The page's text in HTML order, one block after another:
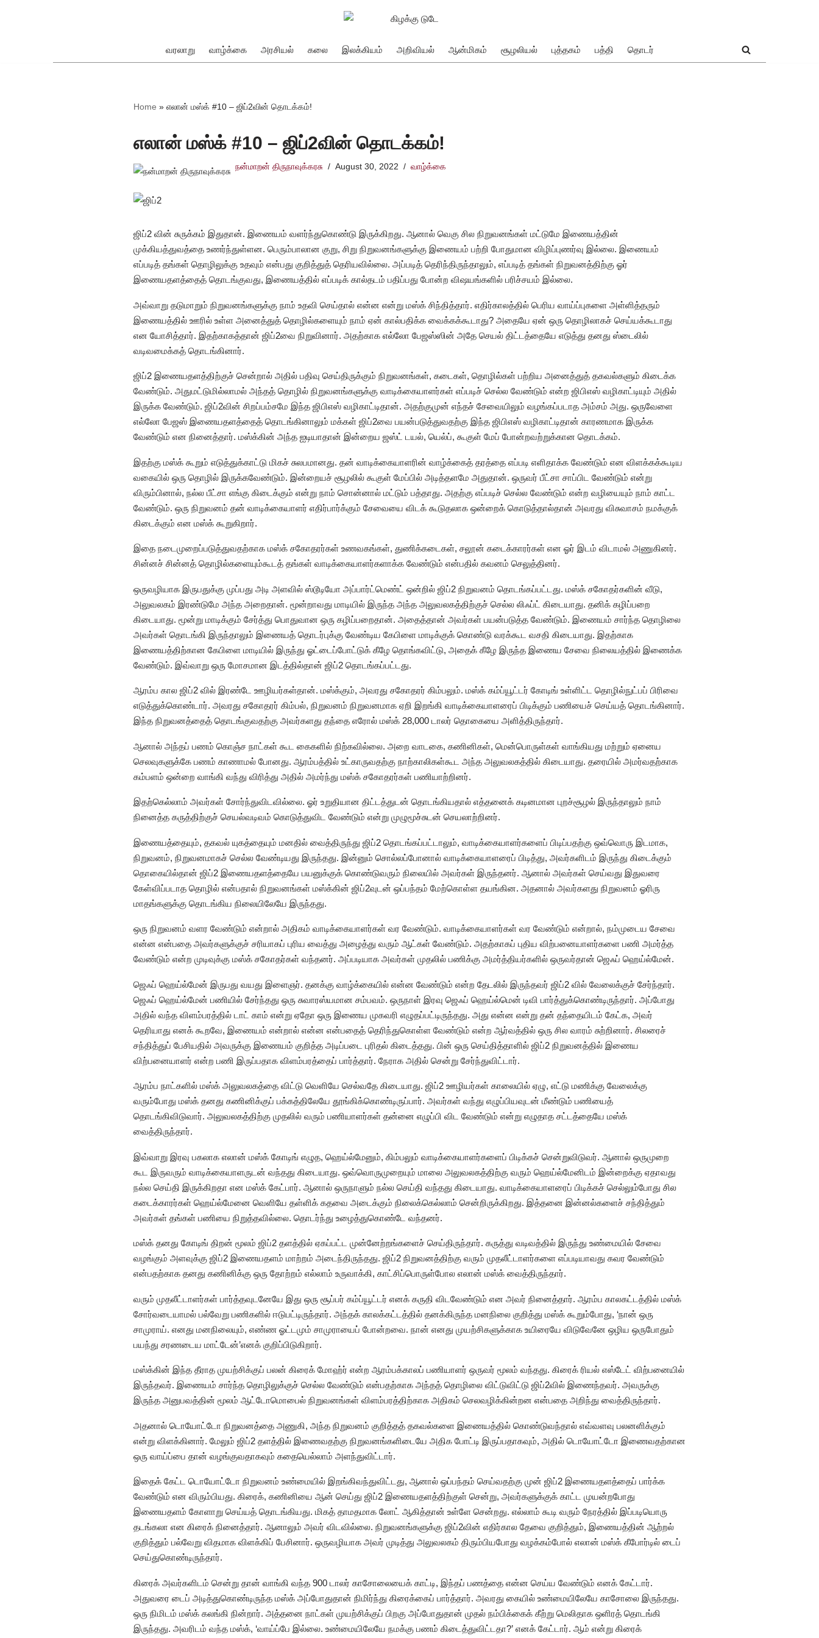
வரலாறு வாழ்க்கை அரசியல் கலை இலக்கியம் அறிவியல் ஆன்மிகம் சூழலியல் புத்தகம் பத்தி தொடர்
Home » எலான் மஸ்க் #10 – ஜிப்2வின் தொடக்கம்!
எலான் மஸ்க் #10 – ஜிப்2வின் தொடக்கம்!
நன்மாறன் திருநாவுக்கரசு August 30, 2022 வாழ்க்கை
ஜிப்2 வின் சுருக்கம் இதுதான். இணையம் வளர்ந்துகொண்டு இருக்கிறது. ஆனால் வெகு சில நிறுவனங்கள் மட்டுமே இணையத்தின்
முக்கியத்துவத்தை உணர்ந்துள்ளன. பெரும்பாலான குறு, சிறு நிறுவனங்களுக்கு இணையம் பற்றி போதுமான விழிப்புணர்வு இல்லை. இணையம்
எப்படித் தங்கள் தொழிலுக்கு உதவும் என்பது குறித்துத் தெரியவில்லை. அப்படித் தெரிந்திருந்தாலும், எப்படித் தங்கள் நிறுவனத்திற்கு ஓர்
இணையதளத்தைத் தொடங்குவது, இணையத்தில் எப்படிக் கால்தடம் பதிப்பது போன்ற விஷயங்களில் பரிச்சயம் இல்லை.
அவ்வாறு தடுமாறும் நிறுவனங்களுக்கு நாம் உதவி செய்தால் என்ன என்று மஸ்க் சிந்தித்தார். எதிர்காலத்தில் பெரிய வாய்ப்புகளை அள்ளித்தரும்
இணையத்தில் ஊரில் உள்ள அனைத்துத் தொழில்களையும் நாம் ஏன் கால்பதிக்க வைக்கக்கூடாது? அதையே ஏன் ஒரு தொழிலாகச் செய்யக்கூடாது
என யோசித்தார். இதற்காகத்தான் ஜிப்2வை நிறுவினார். அதற்காக எல்லோ பேஜஸ்ஸின் அதே செயல் திட்டத்தையே எடுத்து தனது ஸ்டைலில்
வடிவமைக்கத் தொடங்கினார்.
ஜிப்2 இணையதளத்திற்குச் சென்றால் அதில் பதிவு செய்திருக்கும் நிறுவனங்கள், கடைகள், தொழில்கள் பற்றிய அனைத்துத் தகவல்களும் கிடைக்க
வேண்டும். அதுமட்டுமில்லாமல் அந்தத் தொழில் நிறுவனங்களுக்கு வாடிக்கையாளர்கள் எப்படிச் செல்ல வேண்டும் என்ற ஜிபிஎஸ் வழிகாட்டியும் அதில்
இருக்க வேண்டும். ஜிப்2வின் சிறப்பம்சமே இந்த ஜிபிஎஸ் வழிகாட்டிதான். அதற்குமுன் எந்தச் சேவையிலும் வழங்கப்படாத அம்சம் அது. ஒருவேளை
எல்லோ பேஜஸ் இணையதளத்தைத் தொடங்கினாலும் மக்கள் ஜிப்2வை பயன்படுத்துவதற்கு இந்த ஜிபிஎஸ் வழிகாட்டிதான் காரணமாக இருக்க
வேண்டும் என நினைத்தார். மஸ்க்கின் அந்த ஐடியாதான் இன்றைய ஜஸ்ட் டயல், யெல்ப், கூகுள் மேப் போன்றவற்றுக்கான தொடக்கம்.
இதற்கு மஸ்க் கூறும் எடுத்துக்காட்டு மிகச் சுலபமானது. தன் வாடிக்கையாளரின் வாழ்க்கைத் தரத்தை எப்படி எளிதாக்க வேண்டும் என விளக்கக்கூடிய
வகையில் ஒரு தொழில் இருக்கவேண்டும். இன்றையச் சூழலில் கூகுள் மேப்பில் அடித்தளமே அதுதான். ஒருவர் பீட்சா சாப்பிட வேண்டும் என்று
விரும்பினால், நல்ல பீட்சா எங்கு கிடைக்கும் என்று நாம் சொன்னால் மட்டும் பத்தாது. அதற்கு எப்படிச் செல்ல வேண்டும் என்ற வழியையும் நாம் காட்ட
வேண்டும். ஒரு நிறுவனம் தன் வாடிக்கையாளர் எதிர்பார்க்கும் சேவையை விடக் கூடுதலாக ஒன்றைக் கொடுத்தால்தான் அவரது விசுவாசம் நமக்குக்
கிடைக்கும் என மஸ்க் கூறுகிறார்.
இதை நடைமுறைப்படுத்துவதற்காக மஸ்க் சகோதரர்கள் உணவகங்கள், துணிக்கடைகள், சலூன் கடைக்காரர்கள் என ஓர் இடம் விடாமல் அணுகினர்.
சின்னச் சின்னத் தொழில்களையும்கூடத் தங்கள் வாடிக்கையாளர்களாக்க வேண்டும் என்பதில் கவனம் செலுத்தினர்.
ஒருவழியாக இருபதுக்கு முப்பது அடி அளவில் ஸ்டூடியோ அப்பார்ட்மெண்ட் ஒன்றில் ஜிப்2 நிறுவனம் தொடங்கப்பட்டது. மஸ்க் சகோதர்களின் வீடு,
அலுவலகம் இரண்டுமே அந்த அறைதான். மூன்றாவது மாடியில் இருந்த அந்த அலுவலகத்திற்குச் செல்ல லிஃப்ட் கிடையாது. தனிக் கழிப்பறை
கிடையாது. மூன்று மாடிக்கும் சேர்த்து பொதுவான ஒரு கழிப்பறைதான். அதைத்தான் அவர்கள் பயன்படுத்த வேண்டும். இணையம் சார்ந்த தொழிலை
அவர்கள் தொடங்கி இருந்தாலும் இணையத் தொடர்புக்கு வேண்டிய கேபிளை மாடிக்குக் கொண்டு வரக்கூட வசதி கிடையாது. இதற்காக
இணையத்திற்கான கேபிளை மாடியில் இருந்து ஓட்டைப்போட்டுக் கீழே தொங்கவிட்டு, அதைக் கீழே இருந்த இணைய சேவை நிலையத்தில் இணைக்க
வேண்டும். இவ்வாறு ஒரு மோசமான இடத்தில்தான் ஜிப்2 தொடங்கப்பட்டது.
ஆரம்ப கால ஜிப்2 வில் இரண்டே ஊழியர்கள்தான். மஸ்க்கும், அவரது சகோதரர் கிம்பலும். மஸ்க் கம்ப்யூட்டர் கோடிங் உள்ளிட்ட தொழில்நுட்பப் பிரிவை
எடுத்துக்கொண்டார். அவரது சகோதரர் கிம்பல், நிறுவனம் நிறுவனமாக ஏறி இறங்கி வாடிக்கையாளரைப் பிடிக்கும் பணியைச் செய்யத் தொடங்கினார்.
இந்த நிறுவனத்தைத் தொடங்குவதற்கு அவர்களது தந்தை எரோல் மஸ்க் 28,000 டாலர் தொகையை அளித்திருந்தார்.
ஆனால் அந்தப் பணம் கொஞ்ச நாட்கள் கூட கைகளில் நிற்கவில்லை. அறை வாடகை, கணினிகள், மென்பொருள்கள் வாங்கியது மற்றும் ஏனைய
செலவுகளுக்கே பணம் காணாமல் போனது. ஆரம்பத்தில் உட்காருவதற்கு நாற்காலிகள்கூட அந்த அலுவலகத்தில் கிடையாது. தரையில் அமர்வதற்காக
கம்பளம் ஒன்றை வாங்கி வந்து விரித்து அதில் அமர்ந்து மஸ்க் சகோதரர்கள் பணியாற்றினர்.
இதற்கெல்லாம் அவர்கள் சோர்ந்துவிடவில்லை. ஓர் உறுதியான திட்டத்துடன் தொடங்கியதால் எத்தனைக் கடினமான புறச்சூழல் இருந்தாலும் நாம்
நினைத்த கருத்திற்குச் செயல்வடிவம் கொடுத்துவிட வேண்டும் என்று முழுமூச்சுடன் செயலாற்றினர்.
இணையத்தையும், தகவல் யுகத்தையும் மனதில் வைத்திருந்து ஜிப்2 தொடங்கப்பட்டாலும், வாடிக்கையாளர்களைப் பிடிப்பதற்கு ஒவ்வொரு இடமாக,
நிறுவனம், நிறுவனமாகச் செல்ல வேண்டியது இருந்தது. இன்னும் சொல்லப்போனால் வாடிக்கையாளரைப் பிடித்து, அவர்களிடம் இருந்து கிடைக்கும்
தொகையில்தான் ஜிப்2 இணையதளத்தையே பயனுக்குக் கொண்டுவரும் நிலையில் அவர்கள் இருந்தனர். ஆனால் அவர்கள் செய்வது இதுவரை
கேள்விப்படாத தொழில் என்பதால் நிறுவனங்கள் மஸ்க்கின் ஜிப்2வுடன் ஒப்பந்தம் மேற்கொள்ள தயங்கின. அதனால் அவர்களது நிறுவனம் ஓரிரு
மாதங்களுக்கு தொடங்கிய நிலையிலேயே இருந்தது.
ஒரு நிறுவனம் வளர வேண்டும் என்றால் அதிகம் வாடிக்கையாளர்கள் வர வேண்டும். வாடிக்கையாளர்கள் வர வேண்டும் என்றால், நம்முடைய சேவை
என்ன என்பதை அவர்களுக்குச் சரியாகப் புரிய வைத்து அழைத்து வரும் ஆட்கள் வேண்டும். அதற்காகப் புதிய விற்பனையாளர்களை பணி அமர்த்த
வேண்டும் என்ற முடிவுக்கு மஸ்க் சகோதர்கள் வந்தனர். அப்படியாக அவர்கள் முதலில் பணிக்கு அமர்த்தியர்களில் ஒருவர்தான் ஜெஃப் ஹெய்ல்மேன்.
ஜெஃப் ஹெய்ல்மேன் இருபது வயது இளைஞர். தனக்கு வாழ்க்கையில் என்ன வேண்டும் என்ற தேடலில் இருந்தவர் ஜிப்2 வில் வேலைக்குச் சேர்ந்தார்.
ஜெஃப் ஹெய்ல்மேன் பணியில் சேர்ந்தது ஒரு சுவாரஸ்யமான சம்பவம். ஒருநாள் இரவு ஜெஃப் ஹெய்ல்மென் டிவி பார்த்துக்கொண்டிருந்தார். அப்போது
அதில் வந்த விளம்பரத்தில் டாட் காம் என்று ஏதோ ஒரு இணைய முகவரி எழுதப்பட்டிருந்தது. அது என்ன என்று தன் தந்தையிடம் கேட்க, அவர்
தெரியாது எனக் கூறவே, இணையம் என்றால் என்ன என்பதைத் தெரிந்துகொள்ள வேண்டும் என்ற ஆர்வத்தில் ஒரு சில வாரம் சுற்றினார். சிலரைச்
சந்தித்துப் பேசியதில் அவருக்கு இணையம் குறித்த அடிப்படை புரிதல் கிடைத்தது. பின் ஒரு செய்தித்தாளில் ஜிப்2 நிறுவனத்தில் இணைய
விற்பனையாளர் என்ற பணி இருப்பதாக விளம்பரத்தைப் பார்த்தார். நேராக அதில் சென்று சேர்ந்துவிட்டார்.
ஆரம்ப நாட்களில் மஸ்க் அலுவலகத்தை விட்டு வெளியே செல்வதே கிடையாது. ஜிப்2 ஊழியர்கள் காலையில் ஏழு, எட்டு மணிக்கு வேலைக்கு
வரும்போது மஸ்க் தனது கணினிக்குப் பக்கத்திலேயே தூங்கிக்கொண்டிருப்பார். அவர்கள் வந்து எழுப்பியவுடன் மீண்டும் பணியைத்
தொடங்கிவிடுவார். அலுவலகத்திற்கு முதலில் வரும் பணியாளர்கள் தன்னை எழுப்பி விட வேண்டும் என்று எழுதாத சட்டத்தையே மஸ்க்
வைத்திருந்தார்.
இவ்வாறு இரவு பகலாக எலான் மஸ்க் கோடிங் எழுத, ஹெய்ல்மேனும், கிம்பலும் வாடிக்கையாளர்களைப் பிடிக்கச் சென்றுவிடுவர். ஆனால் ஒருமுறை
கூட இருவரும் வாடிக்கையாளருடன் வந்தது கிடையாது. ஒவ்வொருமுறையும் மாலை அலுவலகத்திற்கு வரும் ஹெய்ல்மேனிடம் இன்றைக்கு ஏதாவது
நல்ல செய்தி இருக்கிறதா என மஸ்க் கேட்பார். ஆனால் ஒருநாளும் நல்ல செய்தி வந்தது கிடையாது. வாடிக்கையாளரைப் பிடிக்கச் செல்லும்போது சில
கடைக்காரர்கள் ஹெய்ல்மேனை வெளியே தள்ளிக் கதவை அடைக்கும் நிலைக்கெல்லாம் சென்றிருக்கிறது. இத்தனை இன்னல்களைச் சந்தித்தும்
அவர்கள் தங்கள் பணியை நிறுத்தவில்லை. தொடர்ந்து உழைத்துகொண்டே வந்தனர்.
மஸ்க் தனது கோடிங் திறன் மூலம் ஜிப்2 தளத்தில் ஏகப்பட்ட முன்னேற்றங்களைச் செய்திருந்தார். கருத்து வடிவத்தில் இருந்து உண்மையில் சேவை
வழங்கும் அளவுக்கு ஜிப்2 இணையதளம் மாற்றம் அடைந்திருந்தது. ஜிப்2 நிறுவனத்திற்கு வரும் முதலீட்டாளர்களை எப்படியாவது கவர வேண்டும்
என்பதற்காக தனது கணினிக்கு ஒரு தோற்றம் எல்லாம் உருவாக்கி, காட்சிப்பொருள்போல எலான் மஸ்க் வைத்திருந்தார்.
வரும் முதலீட்டாளர்கள் பார்த்தவுடனேயே இது ஒரு சூப்பர் கம்ப்யூட்டர் எனக் கருதி விடவேண்டும் என அவர் நினைத்தார். ஆரம்ப காலகட்டத்தில் மஸ்க்
சோர்வடையாமல் பல்வேறு பணிகளில் ஈடுபட்டிருந்தார். அந்தக் காலக்கட்டத்தில் தனக்கிருந்த மனநிலை குறித்து மஸ்க் கூறும்போது, ‘நான் ஒரு
சாமுராய். எனது மனநிலையும், எண்ண ஓட்டமும் சாமுராயைப் போன்றவை. நான் எனது முயற்சிகளுக்காக உயிரையே விடுவேனே ஒழிய ஒருபோதும்
பயந்து சரணடைய மாட்டேன்’எனக் குறிப்பிடுகிறார்.
மஸ்க்கின் இந்த தீராத முயற்சிக்குப் பலன் கிரைக் மோஹ்ர் என்ற ஆரம்பக்காலப் பணியாளர் ஒருவர் மூலம் வந்தது. கிரைக் ரியல் எஸ்டேட் விற்பனையில்
இருந்தவர். இணையம் சார்ந்த தொழிலுக்குச் செல்ல வேண்டும் என்பதற்காக அந்தத் தொழிலை விட்டுவிட்டு ஜிப்2வில் இணைந்தவர். அவருக்கு
இருந்த அனுபவத்தின் மூலம் ஆட்டோமொபைல் நிறுவனங்கள் விளம்பரத்திற்காக அதிகம் செலவழிக்கின்றன என்பதை அறிந்து வைத்திருந்தார்.
அதனால் டொயோட்டோ நிறுவனத்தை அணுகி, அந்த நிறுவனம் குறித்தத் தகவல்களை இணையத்தில் கொண்டுவந்தால் எவ்வளவு பலனளிக்கும்
என்று விளக்கினார். மேலும் ஜிப்2 தளத்தில் இணைவதற்கு நிறுவனங்களிடையே அதிக போட்டி இருப்பதாகவும், அதில் டொயோட்டோ இணைவதற்கான
ஒரு வாய்ப்பை தான் வழங்குவதாகவும் கதையெல்லாம் அளந்துவிட்டார்.
இதைக் கேட்ட டொயோட்டோ நிறுவனம் உண்மையில் இறங்கிவந்துவிட்டது, ஆனால் ஒப்பந்தம் செய்வதற்கு முன் ஜிப்2 இணையதளத்தைப் பார்க்க
வேண்டும் என விரும்பியது. கிரைக், கணினியை ஆன் செய்து ஜிப்2 இணையதளத்திற்குள் சென்று, அவர்களுக்குக் காட்ட முயன்றபோது
இணையதளம் கோளாறு செய்யத் தொடங்கியது. மிகத் தாமதமாக லோட் ஆகித்தான் உள்ளே சென்றது. எல்லாம் கூடி வரும் நேரத்தில் இப்படியொரு
தடங்கலா என கிரைக் நினைத்தார். ஆனாலும் அவர் விடவில்லை. நிறுவனங்களுக்கு ஜிப்2வின் எதிர்கால தேவை குறித்தும், இணையத்தின் ஆற்றல்
குறித்தும் பல்வேறு விதமாக விளக்கிப் பேசினார். ஒருவழியாக அவர் முடித்து அலுவலகம் திரும்பியபோது வழக்கம்போல் எலான் மஸ்க் கீபோர்டில் டைப்
செய்துகொண்டிருந்தார்.
கிரைக் அவர்களிடம் சென்று தான் வாங்கி வந்த 900 டாலர் காசோலையைக் காட்டி, இந்தப் பணத்தை என்ன செய்ய வேண்டும் எனக் கேட்டார்.
அதுவரை டைப் அடித்துகொண்டிருந்த மஸ்க் அப்போதுதான் நிமிர்ந்து கிரைக்கைப் பார்த்தார். அவரது கையில் உண்மையிலேயே காசோலை இருந்தது.
ஒரு நிமிடம் மஸ்க் கலங்கி நின்றார். அத்தனை நாட்கள் முயற்சிக்குப் பிறகு அப்போதுதான் முதல் நம்பிக்கைக் கீற்று மெலிதாக ஒளிரத் தொடங்கி
இருந்தது. அவரிடம் வந்த மஸ்க், ‘வாய்ப்பே இல்லை. உண்மையிலேயே நமக்கு பணம் கிடைத்துவிட்டதா?’ எனக் கேட்டார். ஆம் என்று கிரைக்